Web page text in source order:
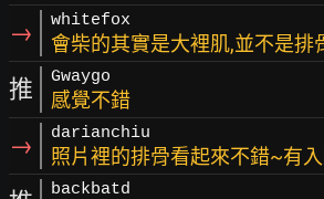
→ whitefox
會柴的其實是大裡肌,並不是排
推 Gwaygo
感覺不錯
→ darianchiu
照片裡的排骨看起來不錯~有
backbatd